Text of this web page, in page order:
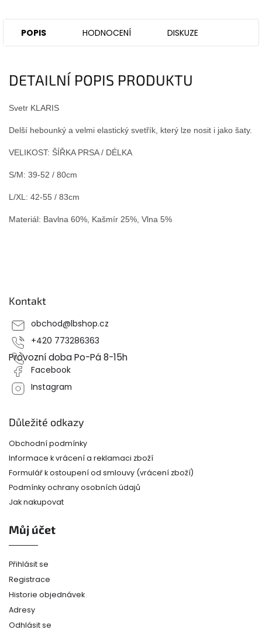
POPIS HODNOCENÍ DISKUZE
DETAILNÍ POPIS PRODUKTU
Svetr KLARIS
Delší hebounký a velmi elastický svetřík, který lze nosit i jako šaty.
VELIKOST: ŠÍŘKA PRSA / DÉLKA
S/M: 39-52 / 80cm
L/XL: 42-55 / 83cm
Materiál: Bavlna 60%, Kašmír 25%, Vlna 5%
Kontakt
obchod@lbshop.cz
+420 773286363
Provozní doba Po-Pá 8-15h
Facebook
Instagram
Důležité odkazy
Obchodní podmínky
Informace k vrácení a reklamaci zboží
Formulář k ostoupení od smlouvy (vrácení zboží)
Podmínky ochrany osobních údajů
Jak nakupovat
Můj účet
Přihlásit se
Registrace
Historie objednávek
Adresy
Odhlásit se